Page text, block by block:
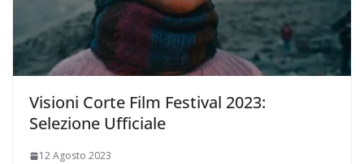
Visioni Corte Film Festival 2023:
Selezione Ufficiale
12 Agosto 2023